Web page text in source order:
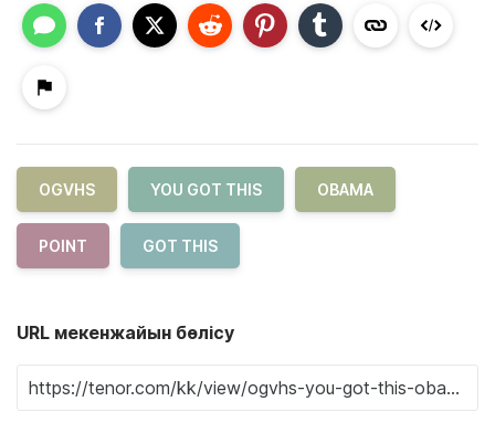
OGVHS YOU GOT THIS OBAMA
POINT GOT THIS
URL мекенжайын бөлісу